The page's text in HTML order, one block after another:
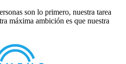
son lo primero, nuestra tarea
máxima ambición es que nuestra